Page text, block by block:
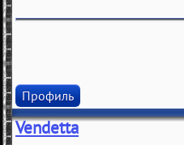
Профиль
Vendetta